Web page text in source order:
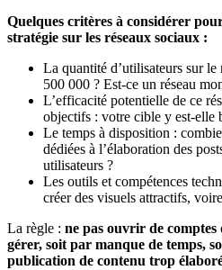
Quelques critères à considérer
stratégie sur les réseaux sociaux :
La quantité d’utilisateurs sur
500 000 ? Est-ce un réseau
L’efficacité potentielle de ce
objectifs : votre cible y est-elle
Le temps à disposition :
dédiées à l’élaboration des
utilisateurs ?
Les outils et compétences
créer des visuels attractifs,
La règle : ne pas ouvrir de comptes
gérer, soit par manque de temps,
publication de contenu trop